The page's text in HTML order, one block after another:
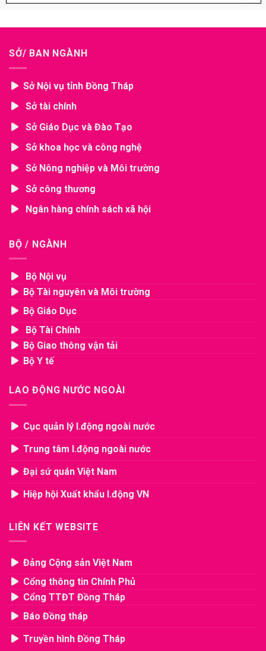
SỞ/ BAN NGÀNH
Sở Nội vụ tỉnh Đồng Tháp
Sở tài chính
Sở Giáo Dục và Đào Tạo
Sở khoa học và công nghệ
Sở Nông nghiệp và Môi trường
Sở công thương
Ngân hàng chính sách xã hội
BỘ / NGÀNH
Bộ Nội vụ
Bộ Tài nguyên và Môi trường
Bộ Giáo Dục
Bộ Tài Chính
Bộ Giao thông vận tải
Bộ Y tế
LAO ĐỘNG NƯỚC NGOÀI
Cục quản lý l.động ngoài nước
Trung tâm l.động ngoài nước
Đại sứ quán Việt Nam
Hiệp hội Xuất khẩu l.động VN
LIÊN KẾT WEBSITE
Đảng Cộng sản Việt Nam
Cổng thông tin Chính Phủ
Cổng TTĐT Đồng Tháp
Báo Đồng tháp
Truyền hình Đồng Tháp